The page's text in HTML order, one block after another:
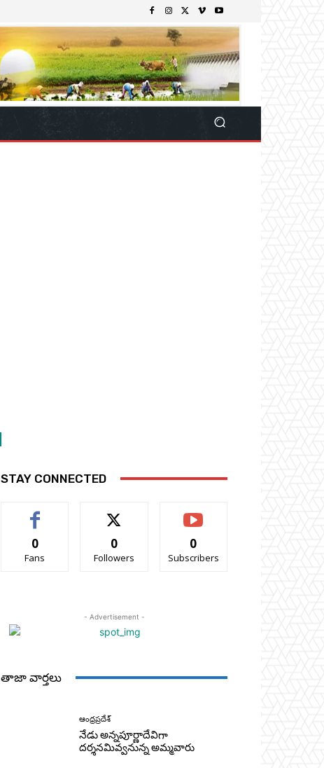
STAY CONNECTED
0
Fans
0
Followers
0
Subscribers
- Advertisement -
తాజా వార్తలు
ఆంధ్రప్రదేశ్
నేడు అన్నపూర్ణాదేవిగా
దర్శనమివ్వనున్న అమ్మవారు